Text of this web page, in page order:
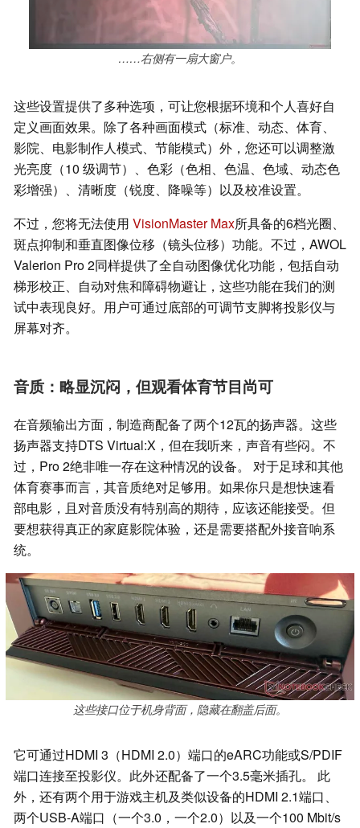
……右侧有一扇大窗户。
这些设置提供了多种选项，可让您根据环境和个人喜好自
定义画面效果。除了各种画面模式（标准、动态、体育、
影院、电影制作人模式、节能模式）外，您还可以调整激
光亮度（10 级调节）、色彩（色相、色温、色域、动态色
彩增强）、清晰度（锐度、降噪等）以及校准设置。
不过，您将无法使用 VisionMaster Max所具备的6档光圈、
斑点抑制和垂直图像位移（镜头位移）功能。不过，AWOL
Valerion Pro 2同样提供了全自动图像优化功能，包括自动
梯形校正、自动对焦和障碍物避让，这些功能在我们的测
试中表现良好。用户可通过底部的可调节支脚将投影仪与
屏幕对齐。
音质：略显沉闷，但观看体育节目尚可
在音频输出方面，制造商配备了两个12瓦的扬声器。这些
扬声器支持DTS Virtual:X，但在我听来，声音有些闷。不
过，Pro 2绝非唯一存在这种情况的设备。 对于足球和其他
体育赛事而言，其音质绝对足够用。如果你只是想快速看
部电影，且对音质没有特别高的期待，应该还能接受。但
要想获得真正的家庭影院体验，还是需要搭配外接音响系
统。
这些接口位于机身背面，隐藏在翻盖后面。
它可通过HDMI 3（HDMI 2.0）端口的eARC功能或S/PDIF
端口连接至投影仪。此外还配备了一个3.5毫米插孔。 此
外，还有两个用于游戏主机及类似设备的HDMI 2.1端口、
两个USB-A端口（一个3.0，一个2.0）以及一个100 Mbit/s